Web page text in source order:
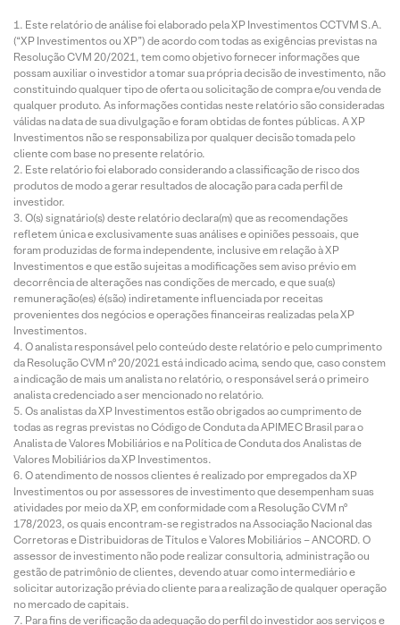
Este relatório de análise foi elaborado pela XP Investimentos CCTVM S.A.
(“XP Investimentos ou XP”) de acordo com todas as exigências previstas na
Resolução CVM 20/2021, tem como objetivo fornecer informações que
possam auxiliar o investidor a tomar sua própria decisão de investimento, não
constituindo qualquer tipo de oferta ou solicitação de compra e/ou venda de
qualquer produto. As informações contidas neste relatório são consideradas
válidas na data de sua divulgação e foram obtidas de fontes públicas. A XP
Investimentos não se responsabiliza por qualquer decisão tomada pelo
cliente com base no presente relatório.
Este relatório foi elaborado considerando a classificação de risco dos
produtos de modo a gerar resultados de alocação para cada perfil de
investidor.
O(s) signatário(s) deste relatório declara(m) que as recomendações
refletem única e exclusivamente suas análises e opiniões pessoais, que
foram produzidas de forma independente, inclusive em relação à XP
Investimentos e que estão sujeitas a modificações sem aviso prévio em
decorrência de alterações nas condições de mercado, e que sua(s)
remuneração(es) é(são) indiretamente influenciada por receitas
provenientes dos negócios e operações financeiras realizadas pela XP
Investimentos.
O analista responsável pelo conteúdo deste relatório e pelo cumprimento
da Resolução CVM nº 20/2021 está indicado acima, sendo que, caso constem
a indicação de mais um analista no relatório, o responsável será o primeiro
analista credenciado a ser mencionado no relatório.
Os analistas da XP Investimentos estão obrigados ao cumprimento de
todas as regras previstas no Código de Conduta da APIMEC Brasil para o
Analista de Valores Mobiliários e na Política de Conduta dos Analistas de
Valores Mobiliários da XP Investimentos.
O atendimento de nossos clientes é realizado por empregados da XP
Investimentos ou por assessores de investimento que desempenham suas
atividades por meio da XP, em conformidade com a Resolução CVM nº
178/2023, os quais encontram-se registrados na Associação Nacional das
Corretoras e Distribuidoras de Títulos e Valores Mobiliários – ANCORD. O
assessor de investimento não pode realizar consultoria, administração ou
gestão de patrimônio de clientes, devendo atuar como intermediário e
solicitar autorização prévia do cliente para a realização de qualquer operação
no mercado de capitais.
Para fins de verificação da adequação do perfil do investidor aos serviços e